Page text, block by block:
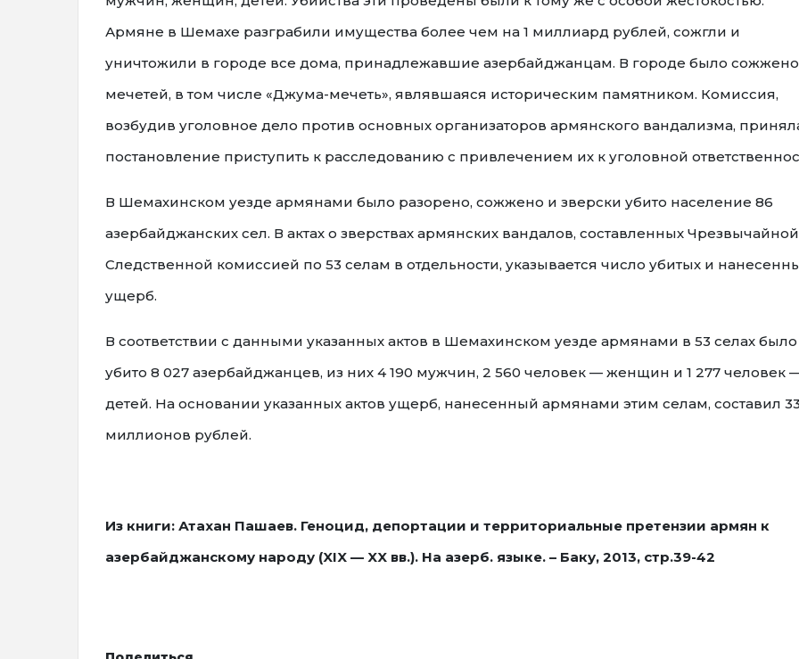
Армяне в Шемахе разграбили имущества более чем на 1 миллиард рублей, сожгли и
уничтожили в городе все дома, принадлежавшие азербайджанцам. В городе было сожжено
мечетей, в том числе «Джума-мечеть», являвшаяся историческим памятником. Комиссия,
возбудив уголовное дело против основных организаторов армянского вандализма,
постановление приступить к расследованию с привлечением их к уголовной
В Шемахинском уезде армянами было разорено, сожжено и зверски убито население 86
азербайджанских сел. В актах о зверствах армянских вандалов, составленных Чрезвычайной
Следственной комиссией по 53 селам в отдельности, указывается число убитых и
ущерб.
В соответствии с данными указанных актов в Шемахинском уезде армянами в 53 селах было
убито 8 027 азербайджанцев, из них 4 190 мужчин, 2 560 человек — женщин и 1 277 человек
детей. На основании указанных актов ущерб, нанесенный армянами этим селам, составил
миллионов рублей.
Из книги: Атахан Пашаев. Геноцид, депортации и территориальные претензии армян к
азербайджанскому народу (XIX — XX вв.). На азерб. языке. – Баку, 2013, стр.39-42